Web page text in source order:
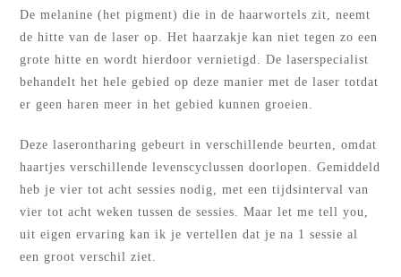
De melanine (het pigment) die in de haarwortels zit, neemt
de hitte van de laser op. Het haarzakje kan niet tegen zo een
grote hitte en wordt hierdoor vernietigd. De laserspecialist
behandelt het hele gebied op deze manier met de laser totdat
er geen haren meer in het gebied kunnen groeien.
Deze laserontharing gebeurt in verschillende beurten, omdat
haartjes verschillende levenscyclussen doorlopen. Gemiddeld
heb je vier tot acht sessies nodig, met een tijdsinterval van
vier tot acht weken tussen de sessies. Maar let me tell you,
uit eigen ervaring kan ik je vertellen dat je na 1 sessie al
een groot verschil ziet.